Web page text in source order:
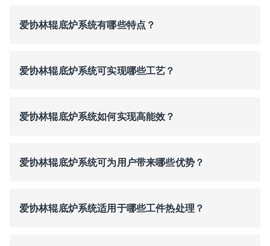
爱协林辊底炉系统有哪些特点？
爱协林辊底炉系统可实现哪些工艺？
爱协林辊底炉系统如何实现高能效？
爱协林辊底炉系统可为用户带来哪些优势？
爱协林辊底炉系统适用于哪些工件热处理？